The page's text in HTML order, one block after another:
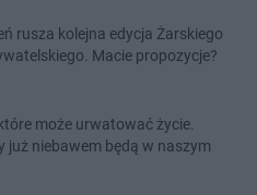
rusza kolejna edycja Żarskiego
Macie propozycje?
może urwatować życie.
już niebawem będą w naszym